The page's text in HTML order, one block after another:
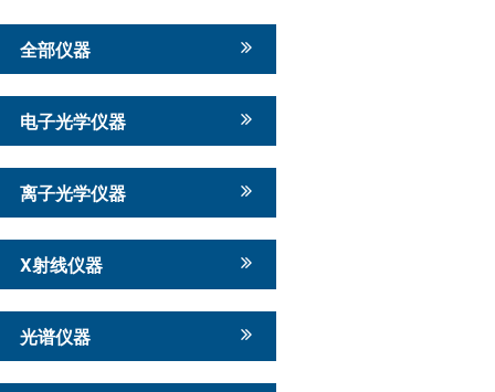
全部仪器
电子光学仪器
离子光学仪器
X射线仪器
光谱仪器